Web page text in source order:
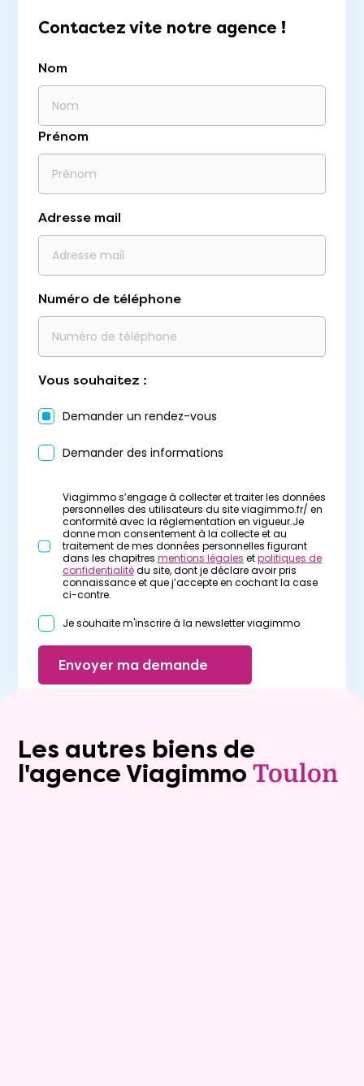
Contactez vite notre agence !
Nom
Prénom
Adresse mail
Numéro de téléphone
Vous souhaitez :
Demander un rendez-vous
Demander des informations
Viagimmo s’engage à collecter et traiter les données
personnelles des utilisateurs du site viagimmo.fr/ en
conformité avec la réglementation en vigueur.Je
donne mon consentement à la collecte et au
traitement de mes données personnelles figurant
dans les chapitres mentions légales etpolitiques de
confidentialitédu site, dont je déclare avoir pris
connaissance et que j’accepte en cochant la case
ci-contre.
Je souhaite m'inscrire à la newsletter viagimmo
Envoyer ma demande
Les autres biens de
l'agence Viagimmo Toulon